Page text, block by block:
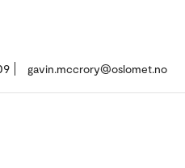
gavin.mccrory@oslomet.no